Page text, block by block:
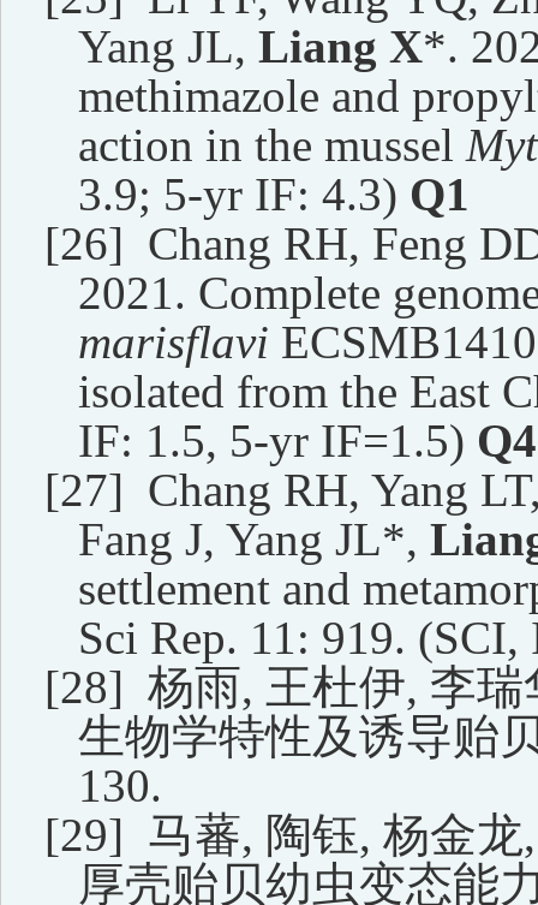
Yang JL, Liang X*.
methimazole and
action in the mussel
3.9; 5-yr IF: 4.3) Q1
[26] Chang RH, Feng
2021. Complete
marisflavi
isolated from the East
IF: 1.5, 5-yr IF=1.5) Q4
[27] Chang RH, Yang
Fang J, Yang JL*,
settlement and
Sci Rep. 11: 919. (SCI,
[28] 杨雨, 王杜伊, 李瑞
生物学特性及诱导贻
130.
[29] 马蕃, 陶钰, 杨金龙,
厚壳贻贝幼虫变态能